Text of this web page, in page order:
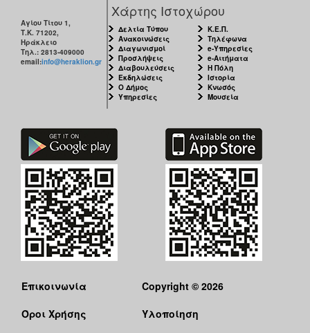
Αγίου Τίτου 1,
Τ.Κ. 71202,
Ηράκλειο
Τηλ.: 2813-409000
email:info@heraklion.gr
Χάρτης Ιστοχώρου
Δελτία Τύπου
Ανακοινώσεις
Διαγωνισμοί
Προσλήψεις
Διαβουλεύσεις
Εκδηλώσεις
Ο Δήμος
Υπηρεσίες
Κ.Ε.Π.
Τηλέφωνα
e-Υπηρεσίες
e-Αιτήματα
Η Πόλη
Ιστορία
Κνωσός
Μουσεία
Επικοινωνία
Όροι Χρήσης
Copyright © 2026
Υλοποίηση